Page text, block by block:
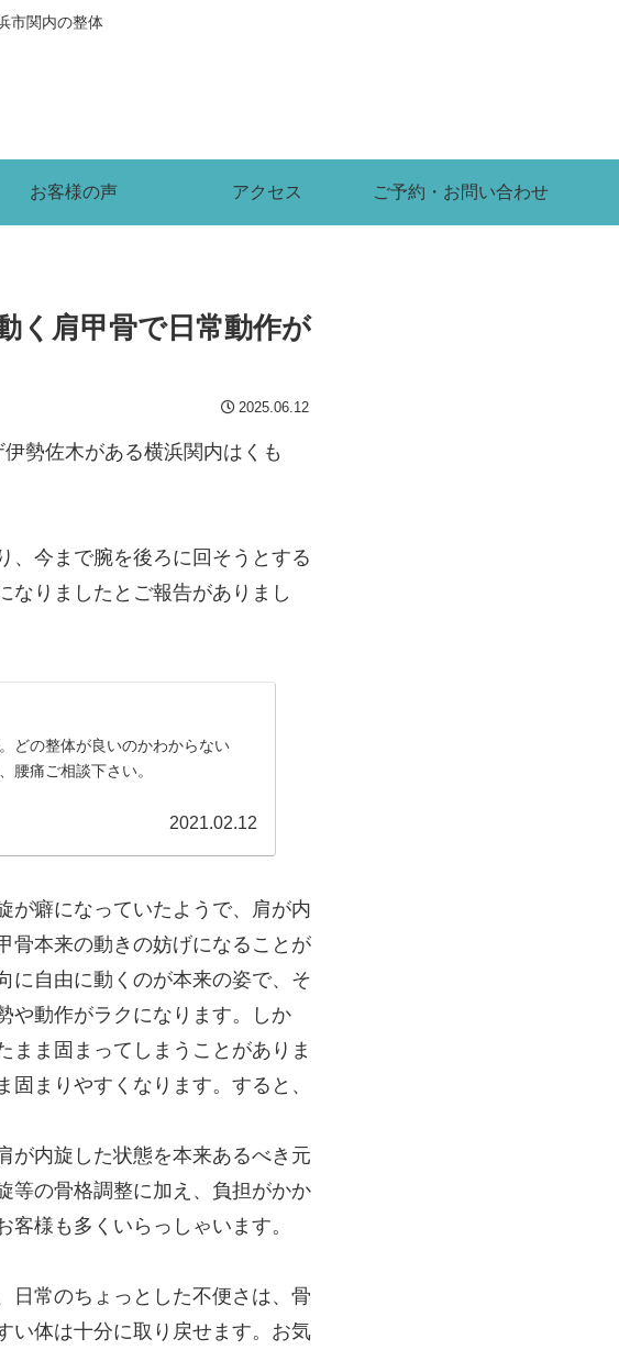
市関内の整体
お客様の声 アクセス ご予約・お問い合わせ
く肩甲骨で日常動作が
2025.06.12
勢佐木がある横浜関内はくも
、今まで腕を後ろに回そうとする
なりましたとご報告がありまし
どの整体が良いのかわからない
腰痛ご相談下さい。
2021.02.12
が癖になっていたようで、肩が内
骨本来の動きの妨げになることが
に自由に動くのが本来の姿で、そ
や動作がラクになります。しか
まま固まってしまうことがありま
まりやすくなります。すると、
が内旋した状態を本来あるべき元
等の骨格調整に加え、負担がかか
様も多くいらっしゃいます。
日常のちょっとした不便さは、骨
い体は十分に取り戻せます。お気